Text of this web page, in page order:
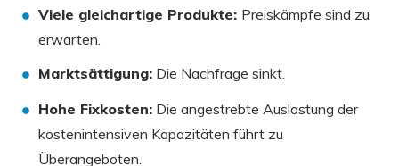
Viele gleichartige Produkte: Preiskämpfe sind zu
erwarten.
Marktsättigung: Die Nachfrage sinkt.
Hohe Fixkosten: Die angestrebte Auslastung der
kostenintensiven Kapazitäten führt zu
Überangeboten.